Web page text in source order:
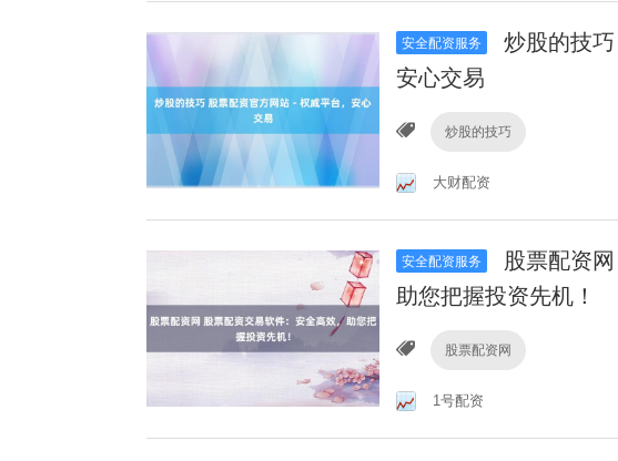
安全配资服务
炒股的技
安心交易
炒股的技巧
大财配资
安全配资服务
股票配资
助您把握投资先机！
股票配资网
1号配资